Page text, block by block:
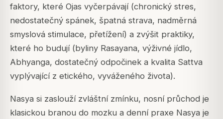
faktory, které Ojas vyčerpávají (chronický stres,
nedostatečný spánek, špatná strava, nadměrná
smyslová stimulace, přetížení) a zvýšit praktiky,
které ho budují (byliny Rasayana, výživné jídlo,
Abhyanga, dostatečný odpočinek a kvalita Sattva
vyplývající z etického, vyváženého života).
Nasya si zaslouží zvláštní zmínku, nosní průchod je
klasickou branou do mozku a denní praxe Nasya je